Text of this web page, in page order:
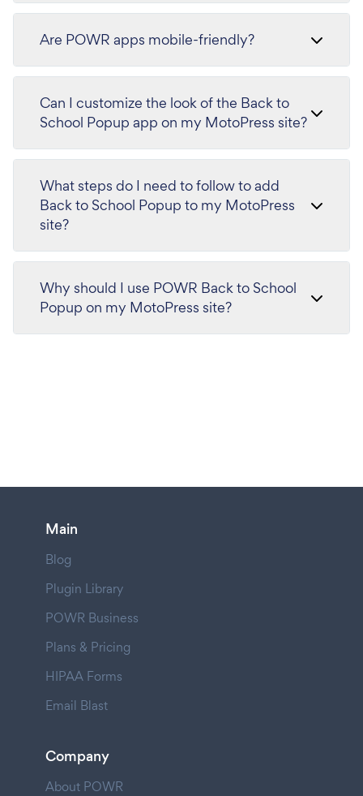
Are POWR apps mobile-friendly?
Can I customize the look of the Back to
School Popup app on my MotoPress site?
What steps do I need to follow to add
Back to School Popup to my MotoPress
site?
Why should I use POWR Back to School
Popup on my MotoPress site?
Main
Blog
Plugin Library
POWR Business
Plans & Pricing
HIPAA Forms
Email Blast
Company
About POWR